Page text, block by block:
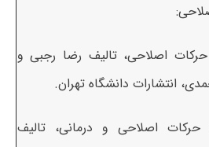
اصلاحی، تالیف رضا رجبی و
انتشارات دانشگاه تهران.
حرکات اصلاحی و درمانی، تالیف